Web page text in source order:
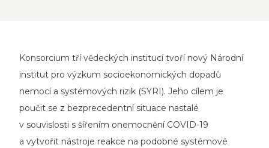
Konsorcium tří vědeckých institucí tvoří nový Národní
institut pro výzkum socioekonomických dopadů
nemocí a systémových rizik (SYRI). Jeho cílem je
poučit se z bezprecedentní situace nastalé
v souvislosti s šířením onemocnění COVID-19
a vytvořit nástroje reakce na podobné systémové